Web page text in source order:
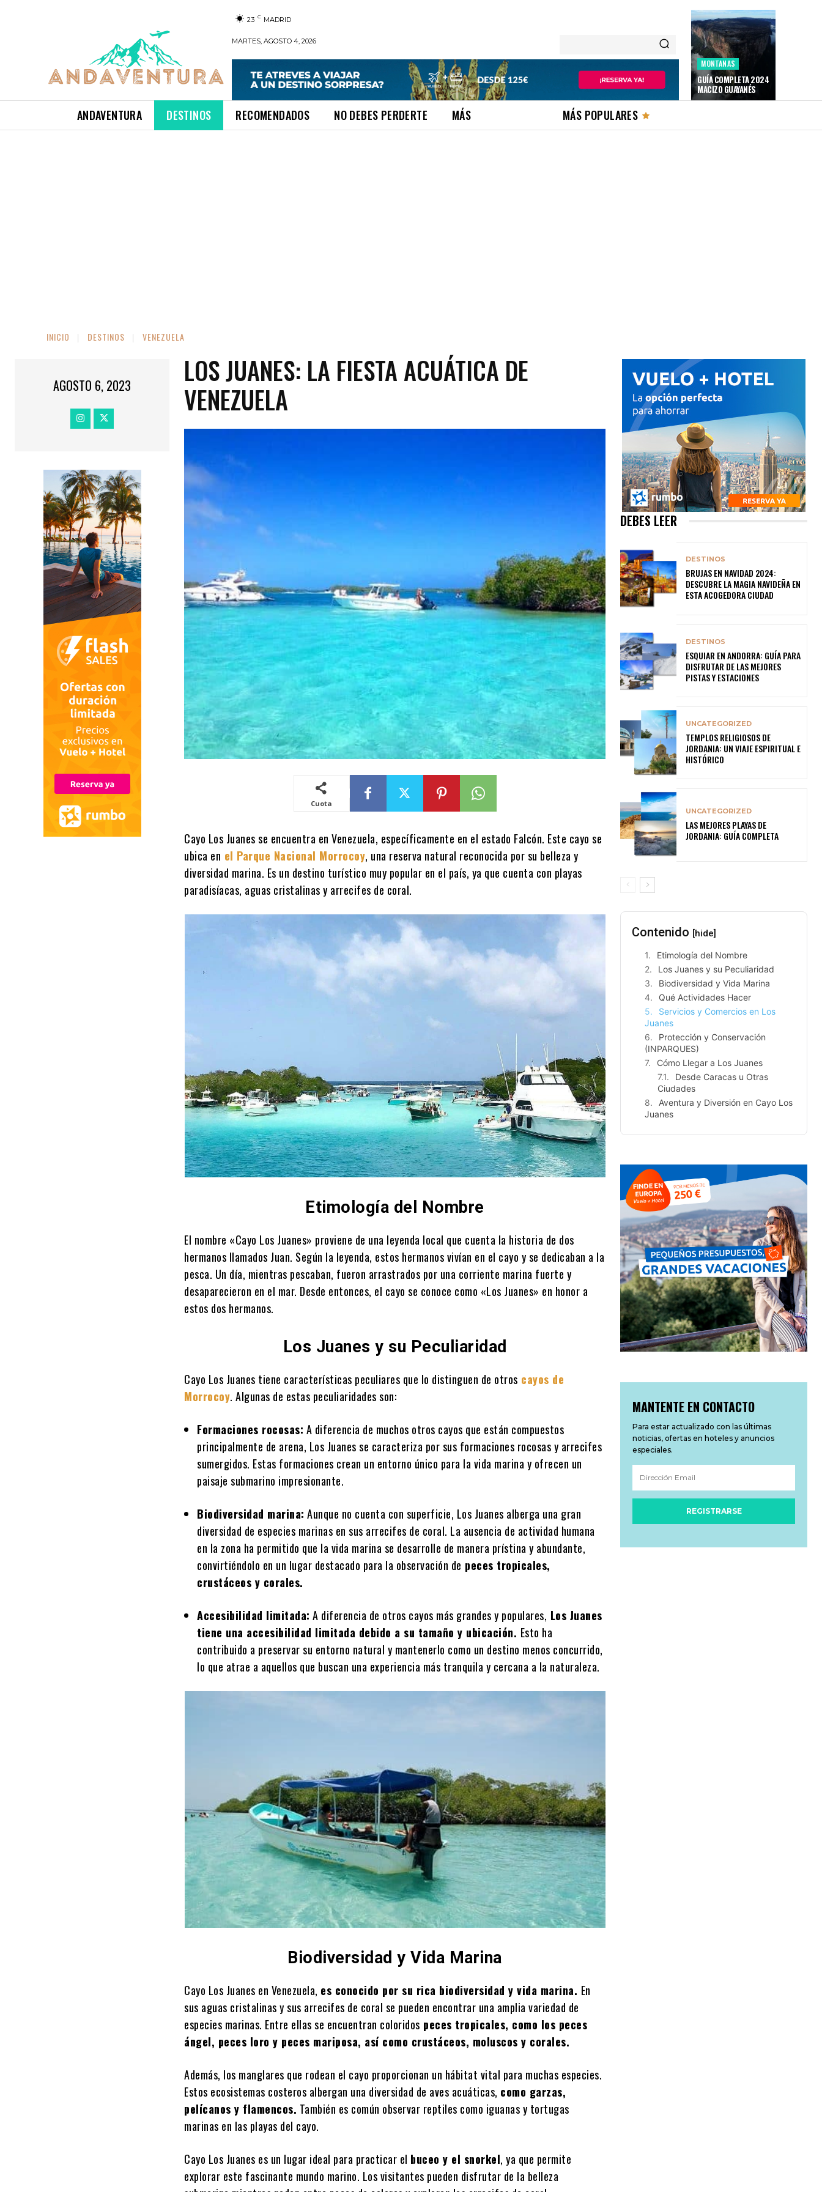
23 C MADRID
MARTES, AGOSTO 4, 2026
MONTANAS
GUÍA COMPLETA 2024
MACIZO GUAYANÉS
ANDAVENTURA DESTINOS RECOMENDADOS NO DEBES PERDERTE MÁS MÁS POPULARES
INICIO DESTINOS VENEZUELA
AGOSTO 6, 2023
LOS JUANES: LA FIESTA ACUÁTICA DE
VENEZUELA
Cuota
Cayo Los Juanes se encuentra en Venezuela, específicamente en el estado Falcón. Este cayo se
ubica en el Parque Nacional Morrocoy, una reserva natural reconocida por su belleza y
diversidad marina. Es un destino turístico muy popular en el país, ya que cuenta con playas
paradisíacas, aguas cristalinas y arrecifes de coral.
Etimología del Nombre
El nombre «Cayo Los Juanes» proviene de una leyenda local que cuenta la historia de dos
hermanos llamados Juan. Según la leyenda, estos hermanos vivían en el cayo y se dedicaban a la
pesca. Un día, mientras pescaban, fueron arrastrados por una corriente marina fuerte y
desaparecieron en el mar. Desde entonces, el cayo se conoce como «Los Juanes» en honor a
estos dos hermanos.
Los Juanes y su Peculiaridad
Cayo Los Juanes tiene características peculiares que lo distinguen de otros cayos de
Morrocoy. Algunas de estas peculiaridades son:
Formaciones rocosas: A diferencia de muchos otros cayos que están compuestos
principalmente de arena, Los Juanes se caracteriza por sus formaciones rocosas y arrecifes
sumergidos. Estas formaciones crean un entorno único para la vida marina y ofrecen un
paisaje submarino impresionante.
Biodiversidad marina: Aunque no cuenta con superficie, Los Juanes alberga una gran
diversidad de especies marinas en sus arrecifes de coral. La ausencia de actividad humana
en la zona ha permitido que la vida marina se desarrolle de manera prístina y abundante,
convirtiéndolo en un lugar destacado para la observación de peces tropicales,
crustáceos y corales.
Accesibilidad limitada: A diferencia de otros cayos más grandes y populares, Los Juanes
tiene una accesibilidad limitada debido a su tamaño y ubicación. Esto ha
contribuido a preservar su entorno natural y mantenerlo como un destino menos concurrido,
lo que atrae a aquellos que buscan una experiencia más tranquila y cercana a la naturaleza.
Biodiversidad y Vida Marina
Cayo Los Juanes en Venezuela, es conocido por su rica biodiversidad y vida marina. En
sus aguas cristalinas y sus arrecifes de coral se pueden encontrar una amplia variedad de
especies marinas. Entre ellas se encuentran coloridos peces tropicales, como los peces
ángel, peces loro y peces mariposa, así como crustáceos, moluscos y corales.
Además, los manglares que rodean el cayo proporcionan un hábitat vital para muchas especies.
Estos ecosistemas costeros albergan una diversidad de aves acuáticas, como garzas,
pelícanos y flamencos. También es común observar reptiles como iguanas y tortugas
marinas en las playas del cayo.
Cayo Los Juanes es un lugar ideal para practicar el buceo y el snorkel, ya que permite
explorar este fascinante mundo marino. Los visitantes pueden disfrutar de la belleza
DEBES LEER
DESTINOS
BRUJAS EN NAVIDAD 2024:
DESCUBRE LA MAGIA NAVIDEÑA EN
ESTA ACOGEDORA CIUDAD
DESTINOS
ESQUIAR EN ANDORRA: GUÍA PARA
DISFRUTAR DE LAS MEJORES
PISTAS Y ESTACIONES
UNCATEGORIZED
TEMPLOS RELIGIOSOS DE
JORDANIA: UN VIAJE ESPIRITUAL E
HISTÓRICO
UNCATEGORIZED
LAS MEJORES PLAYAS DE
JORDANIA: GUÍA COMPLETA
Contenido [hide]
Etimología del Nombre
Los Juanes y su Peculiaridad
Biodiversidad y Vida Marina
Qué Actividades Hacer
Servicios y Comercios en Los
Juanes
Protección y Conservación
(INPARQUES)
Cómo Llegar a Los Juanes
Desde Caracas u Otras
Ciudades
Aventura y Diversión en Cayo Los
Juanes
MANTENTE EN CONTACTO
Para estar actualizado con las últimas
noticias, ofertas en hoteles y anuncios
especiales.
REGISTRARSE